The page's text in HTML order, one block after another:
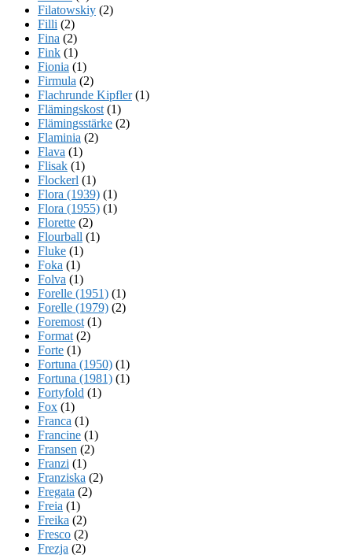
Filatowskiy (2)
Filli (2)
Fina (2)
Fink (1)
Fionia (1)
Firmula (2)
Flachrunde Kipfler(1)
Flämingskost (1)
Flämingsstärke (2)
Flaminia (2)
Flava (1)
Flisak (1)
Flockerl (1)
Flora (1939) (1)
Flora (1955) (1)
Florette (2)
Flourball (1)
Fluke (1)
Foka (1)
Folva (1)
Forelle (1951) (1)
Forelle (1979) (2)
Foremost (1)
Format (2)
Forte (1)
Fortuna (1950) (1)
Fortuna (1981) (1)
Fortyfold (1)
Fox (1)
Franca (1)
Francine (1)
Fransen (2)
Franzi (1)
Franziska (2)
Fregata (2)
Freia (1)
Freika (2)
Fresco (2)
Frezja (2)